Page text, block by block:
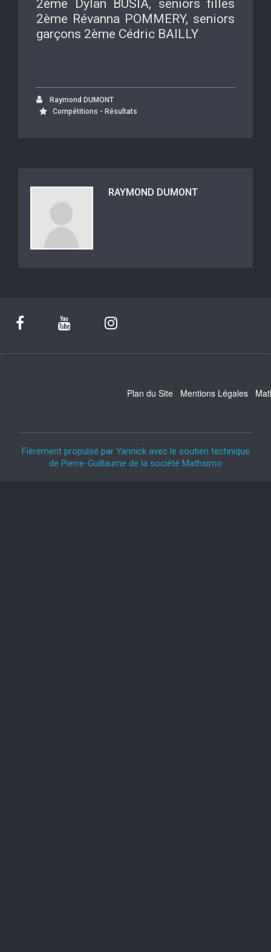
2ème Dylan BUSIA, seniors filles
2ème Révanna POMMERY, seniors
garçons 2ème Cédric BAILLY
Raymond DUMONT
Compétitions - Résultats
RAYMOND DUMONT
Plan du Site Mentions Légales
Fièrement propulsé par Yannick avec le soutien technique
de Pierre-Guillaume de la société Mathsimo